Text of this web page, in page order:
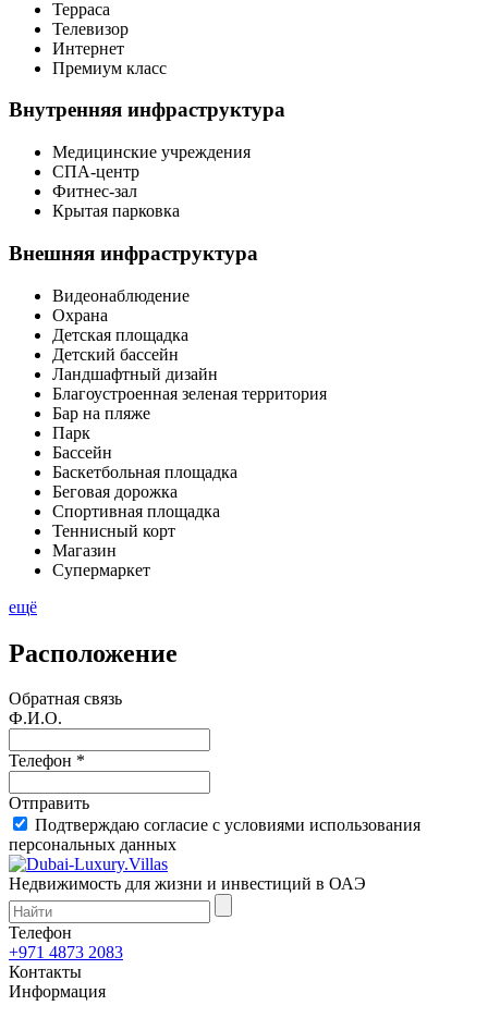
Терраса
Телевизор
Интернет
Премиум класс
Внутренняя инфраструктура
Медицинские учреждения
СПА-центр
Фитнес-зал
Крытая парковка
Внешняя инфраструктура
Видеонаблюдение
Охрана
Детская площадка
Детский бассейн
Ландшафтный дизайн
Благоустроенная зеленая территория
Бар на пляже
Парк
Бассейн
Баскетбольная площадка
Беговая дорожка
Спортивная площадка
Теннисный корт
Магазин
Супермаркет
ещё
Расположение
Обратная связь
Ф.И.О.
Телефон *
Отправить
Подтверждаю согласие с условиями использования
персональных данных
Недвижимость для жизни и инвестиций в ОАЭ
Телефон
+971 4873 2083
Контакты
Информация